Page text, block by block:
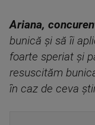
Ariana,
bunică și să îi
foarte speriat și
resuscităm
în caz de ceva